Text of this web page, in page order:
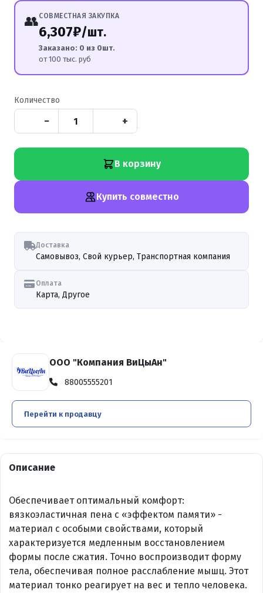
👥СОВМЕСТНАЯ ЗАКУПКА
6,307₽/шт.
Заказано: 0 из 0шт.
от 100 тыс. руб
Количество
− +
В корзину
Купить совместно
Доставка
Самовывоз, Свой курьер, Транспортная компания
Оплата
Карта, Другое
ООО "Компания ВиЦыАн"
88005555201
Перейти к продавцу
Описание
Обеспечивает оптимальный комфорт:
вязкоэластичная пена с «эффектом памяти» -
материал с особыми свойствами, который
характеризуется медленным восстановлением
формы после сжатия. Точно воспроизводит форму
тела, обеспечивая полное расслабление мышц. Этот
материал тонко реагирует на вес и тепло человека.